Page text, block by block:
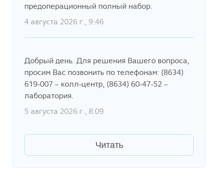
предоперационный полный набор.
4 августа 2026 г., 9:46
Добрый день. Для решения Вашего вопроса,
просим Вас позвонить по телефонам: (8634)
619-007 – колл-центр, (8634) 60-47-52 –
лаборатория.
5 августа 2026 г., 8:09
Читать